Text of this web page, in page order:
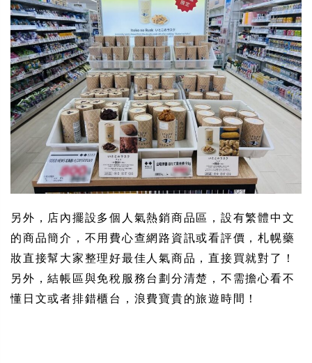
另外，店內擺設多個人氣熱銷商品區，設有繁體中文
的商品簡介，不用費心查網路資訊或看評價，札幌藥
妝直接幫大家整理好最佳人氣商品，直接買就對了！
另外，結帳區與免稅服務台劃分清楚，不需擔心看不
懂日文或者排錯櫃台，浪費寶貴的旅遊時間！